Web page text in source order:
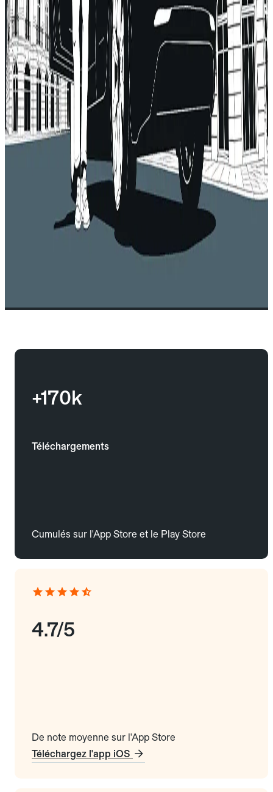
+170k
Téléchargements
Cumulés sur l'App Store et le Play Store
4.7/5
De note moyenne sur l'App Store
Téléchargez l'app iOS